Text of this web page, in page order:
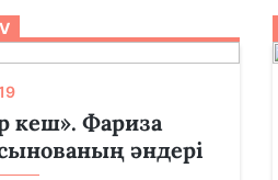
кеш». Фариза
әндері